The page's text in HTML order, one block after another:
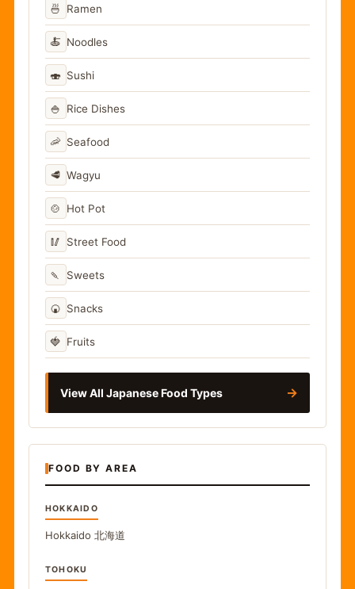
🍜 Ramen
🍝 Noodles
🍣 Sushi
🍚 Rice Dishes
🦐 Seafood
🥩 Wagyu
🍲 Hot Pot
🥢 Street Food
🍡 Sweets
🍘 Snacks
🍓 Fruits
View All Japanese Food Types →
FOOD BY AREA
HOKKAIDO
Hokkaido 北海道
TOHOKU